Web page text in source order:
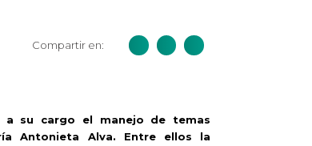
Compartir en:
a su cargo el manejo de temas
Antonieta Alva. Entre ellos la